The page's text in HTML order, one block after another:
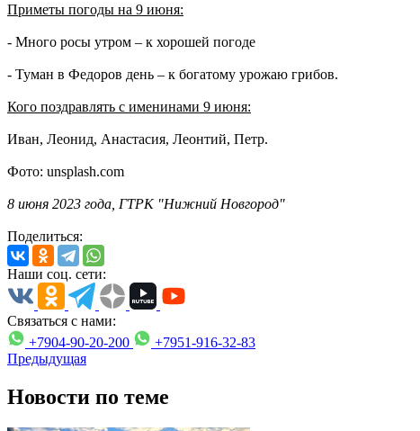
Приметы погоды на 9 июня:
- Много росы утром – к хорошей погоде
- Туман в Федоров день – к богатому урожаю грибов.
Кого поздравлять с именинами 9 июня:
Иван, Леонид, Анастасия, Леонтий, Петр.
Фото: unsplash.com
8 июня 2023 года, ГТРК "Нижний Новгород"
Поделиться:
Наши соц. сети:
Связаться с нами:
+7904-90-20-200
+7951-916-32-83
Предыдущая
Новости по теме